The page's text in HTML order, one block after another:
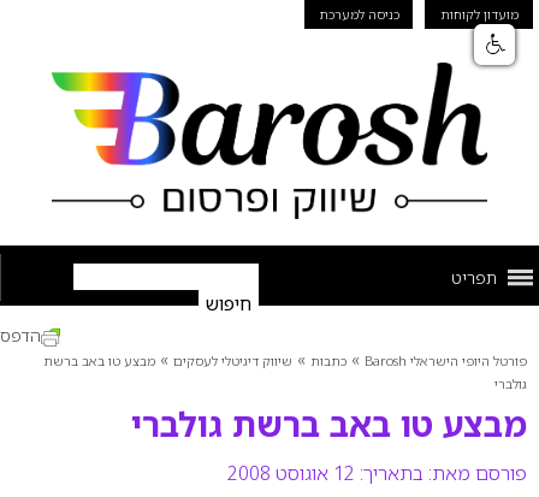
מועדון לקוחות כניסה למערכת
תפריט
פורטל היופי הישראלי Barosh » כתבות » שיווק דיגיטלי לעסקים » מבצע טו באב ברשת
גולברי
מבצע טו באב ברשת גולברי
פורסם מאת: בתאריך: 12 אוגוסט 2008
הדפס